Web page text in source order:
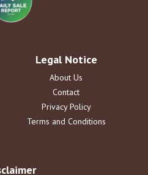
Legal Notice
About Us
Contact
Privacy Policy
Terms and Conditions